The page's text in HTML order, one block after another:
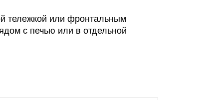
тележкой или фронтальным
с печью или в отдельной